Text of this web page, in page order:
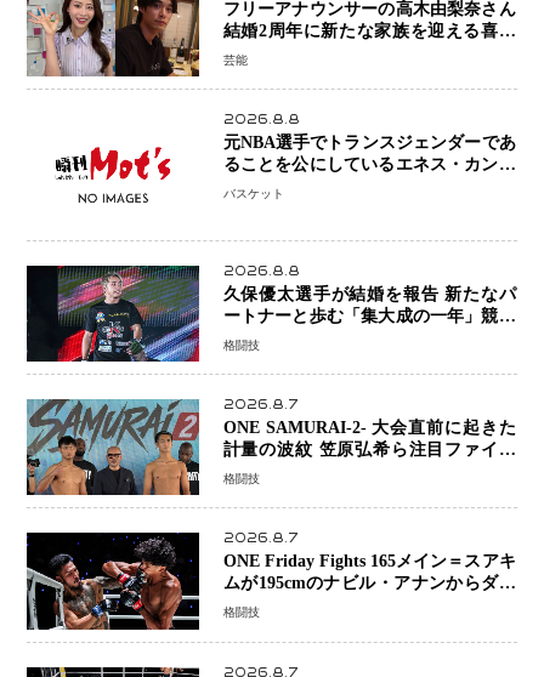
フリーアナウンサーの高木由梨奈さん
結婚2周年に新たな家族を迎える喜び
を報告 夫・岸田タツヤさんと連名
芸能
2026.8.8
元NBA選手でトランスジェンダーであ
ることを公にしているエネス・カンタ
ーがWNBAドラフト参戦を表明「参加
バスケット
2026.8.8
久保優太選手が結婚を報告 新たなパ
ートナーと歩む「集大成の一年」競技
生活を支える存在に感謝
格闘技
2026.8.7
ONE SAMURAI-2- 大会直前に起きた
計量の波紋 笠原弘希ら注目ファイタ
ーは契約体重で決戦へ、山本歩夢と平
格闘技
2026.8.7
ONE Friday Fights 165メイン＝スアキ
ムが195cmのナビル・アナンからダウ
ン奪取！猛反撃を耐え抜き判定勝利、
格闘技
2026.8.7